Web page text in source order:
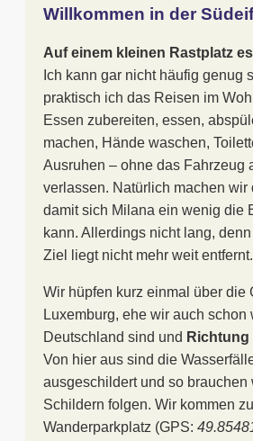
Willkommen in der
Auf einem kleinen Rastplatz
Ich kann gar nicht häufig genug
praktisch ich das Reisen im
Essen zubereiten, essen,
machen, Hände waschen,
Ausruhen – ohne das Fahrzeug
verlassen. Natürlich machen wir
damit sich Milana ein wenig die
kann. Allerdings nicht lang,
Ziel liegt nicht mehr weit entfernt.
Wir hüpfen kurz einmal über die
Luxemburg, ehe wir auch schon
Deutschland sind und Richtung
Von hier aus sind die
ausgeschildert und so brauchen
Schildern folgen. Wir kommen
Wanderparkplatz (GPS: